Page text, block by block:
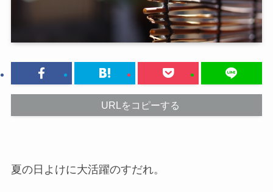
URLをコピーする
夏の日よけに大活躍のすだれ。